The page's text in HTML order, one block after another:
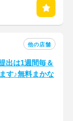
他の店舗
出は1週間毎＆
す♪無料まかな